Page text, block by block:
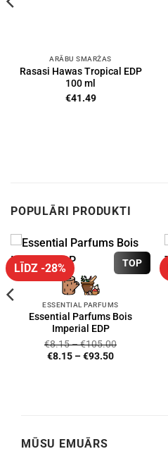
ARĀBU SMARŽAS
Rasasi Hawas Tropical EDP
100 ml
€41.49
POPULĀRI PRODUKTI
TOP
LĪDZ -28%
ESSENTIAL PARFUMS
Essential Parfums Bois
Imperial EDP
€8.15–€105.00
€8.15 –€93.50
MŪSU EMUĀRS